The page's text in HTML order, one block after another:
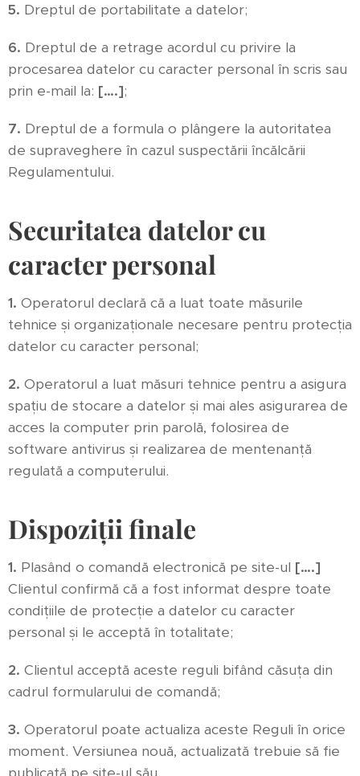
5. Dreptul de portabilitate a datelor;
6. Dreptul de a retrage acordul cu privire la
procesarea datelor cu caracter personal în scris sau
prin e-mail la: [….];
7. Dreptul de a formula o plângere la autoritatea
de supraveghere în cazul suspectării încălcării
Regulamentului.
Securitatea datelor cu
caracter personal
1. Operatorul declară că a luat toate măsurile
tehnice și organizaționale necesare pentru protecția
datelor cu caracter personal;
2. Operatorul a luat măsuri tehnice pentru a asigura
spațiu de stocare a datelor și mai ales asigurarea de
acces la computer prin parolă, folosirea de
software antivirus și realizarea de mentenanță
regulată a computerului.
Dispoziții finale
1. Plasând o comandă electronică pe site-ul [….]
Clientul confirmă că a fost informat despre toate
condițiile de protecție a datelor cu caracter
personal și le acceptă în totalitate;
2. Clientul acceptă aceste reguli bifând căsuța din
cadrul formularului de comandă;
3. Operatorul poate actualiza aceste Reguli în orice
moment. Versiunea nouă, actualizată trebuie să fie